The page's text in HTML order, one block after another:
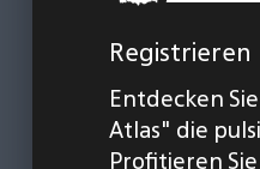
Registrieren
Entdecken
Atlas" die
Profitieren